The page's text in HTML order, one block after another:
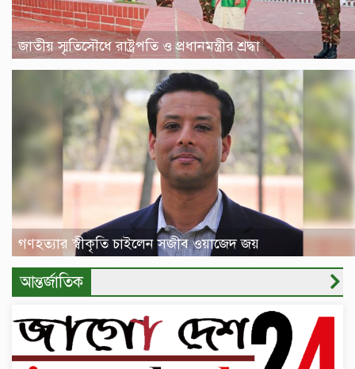
জাতীয় স্মৃতিসৌধে রাষ্ট্রপতি ও প্রধানমন্ত্রীর শ্রদ্ধা
গণহত্যার স্বীকৃতি চাইলেন সজীব ওয়াজেদ জয়
আন্তর্জাতিক